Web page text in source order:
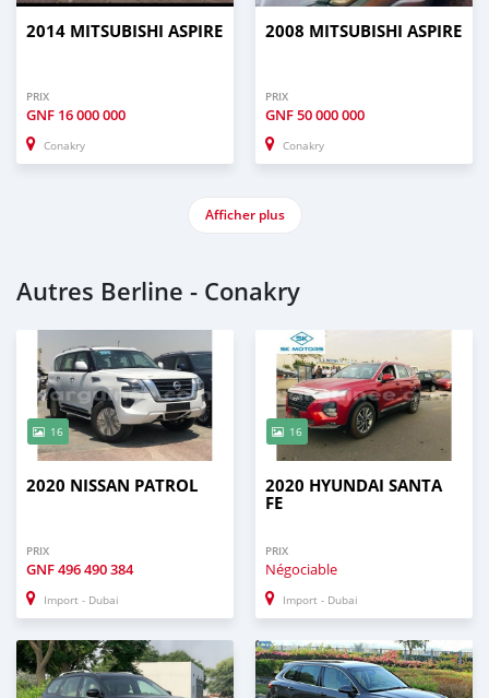
2014 MITSUBISHI ASPIRE
PRIX
GNF 16 000 000
Conakry
2008 MITSUBISHI ASPIRE
PRIX
GNF50 000 000
Conakry
Afficher plus
Autres Berline - Conakry
16
2020 NISSAN PATROL
PRIX
GNF496 490 384
Import - Dubai
16
2020 HYUNDAI SANTA
FE
PRIX
Négociable
Import - Dubai